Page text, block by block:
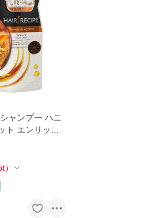
ャンプー ハニ
ト エンリッチ
）